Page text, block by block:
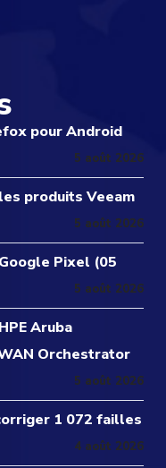
pour Android
5 août 2026
produits Veeam
5 août 2026
Pixel (05
5 août 2026
Aruba
Orchestrator
5 août 2026
1 072 failles
4 août 2026